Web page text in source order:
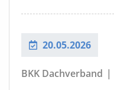
20.05.2026
BKK Dachverband |